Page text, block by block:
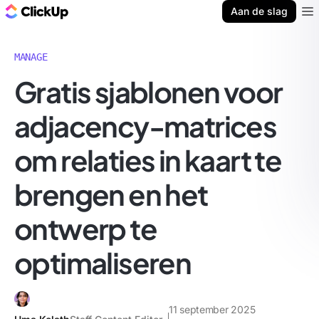
Aan de slag
MANAGE
Gratis sjablonen voor
adjacency-matrices
om relaties in kaart te
brengen en het
ontwerp te
optimaliseren
11 september 2025